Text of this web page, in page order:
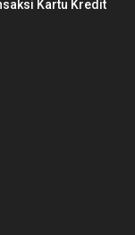
Kartu Kredit